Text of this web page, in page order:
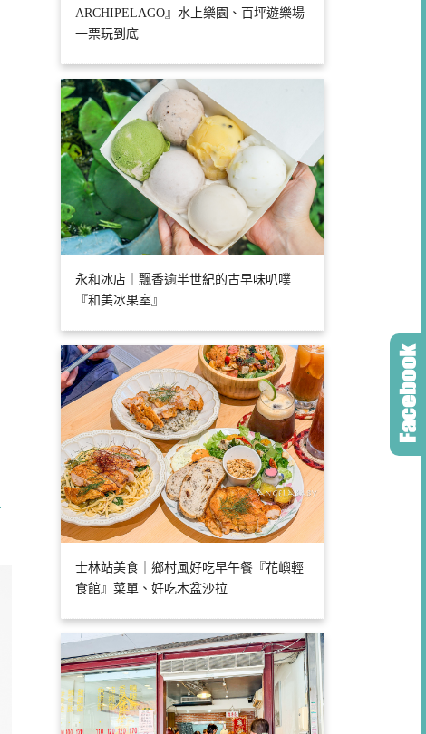
ARCHIPELAGO』水上樂園、百坪遊樂場
一票玩到底
永和冰店｜飄香逾半世紀的古早味叭噗
『和美冰果室』
士林站美食｜鄉村風好吃早午餐『花嶼輕
食館』菜單、好吃木盆沙拉